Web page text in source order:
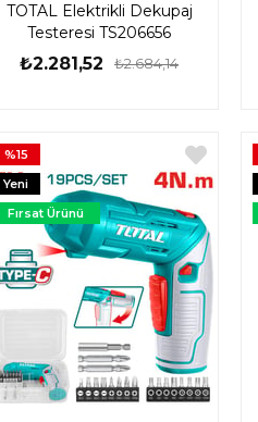
TOTAL Elektrikli Dekupaj
Testeresi TS206656
₺2.281,52 ₺2.684,14
%15
Yeni
Ürün
Fırsat Ürünü